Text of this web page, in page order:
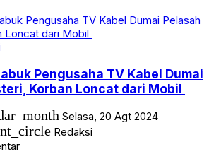
Pengusaha TV Kabel Dumai
Korban Loncat dari Mobil
Selasa, 20 Agt 2024
Redaksi